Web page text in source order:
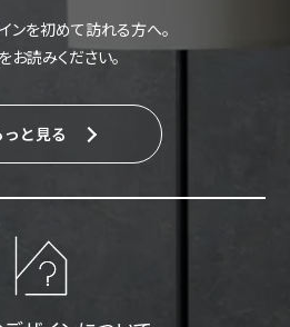
ンを初めて訪れる方へ。
お読みください。
っと見る